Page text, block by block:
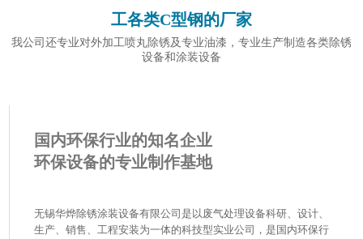
工各类C型钢的厂家
我公司还专业对外加工喷丸除锈及专业油漆，专业生产制造各类除锈
设备和涂装设备
国内环保行业的知名企业
环保设备的专业制作基地
无锡华烨除锈涂装设备有限公司是以废气处理设备科研、设计、
生产、销售、工程安装为一体的科技型实业公司，是国内环保行